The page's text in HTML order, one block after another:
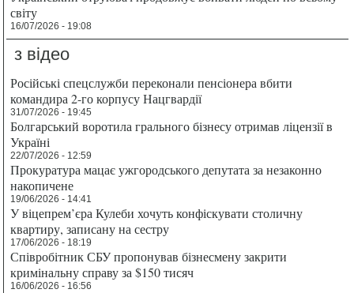
світу
16/07/2026 - 19:08
з відео
Російські спецслужби переконали пенсіонера вбити
командира 2-го корпусу Нацгвардії
31/07/2026 - 19:45
Болгарський воротила грального бізнесу отримав ліцензії в
Україні
22/07/2026 - 12:59
Прокуратура мацає ужгородського депутата за незаконно
накопичене
19/06/2026 - 14:41
У віцепрем’єра Кулеби хочуть конфіскувати столичну
квартиру, записану на сестру
17/06/2026 - 18:19
Співробітник СБУ пропонував бізнесмену закрити
кримінальну справу за $150 тисяч
16/06/2026 - 16:56